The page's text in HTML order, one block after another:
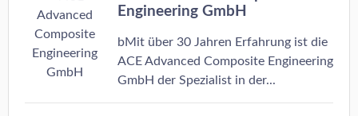
Engineering GmbH
bMit über 30 Jahren Erfahrung ist die
ACE Advanced Composite Engineering
GmbH der Spezialist in der...